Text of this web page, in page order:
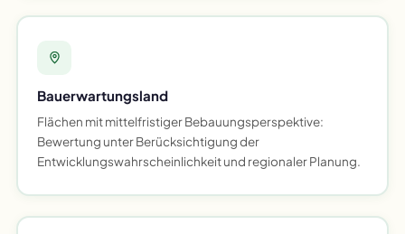
Bauerwartungsland
Flächen mit mittelfristiger Bebauungsperspektive:
Bewertung unter Berücksichtigung der
Entwicklungswahrscheinlichkeit und regionaler Planung.